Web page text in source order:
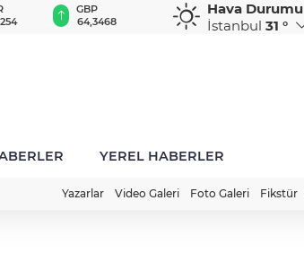
GBP
64,3468
CHF
59,0083
CAD
34,1883
Hava Durumu
İstanbul 31 °
YEREL HABERLER
Yazarlar Video Galeri Foto Galeri Fikstür